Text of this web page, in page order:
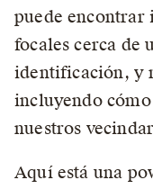
puede encontrar
focales cerca de
identificación, y
incluyendo cómo
nuestros
Aquí está una